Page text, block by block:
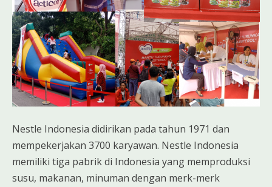
Nestle Indonesia didirikan pada tahun 1971 dan
mempekerjakan 3700 karyawan. Nestle Indonesia
memiliki tiga pabrik di Indonesia yang memproduksi
susu, makanan, minuman dengan merk-merk